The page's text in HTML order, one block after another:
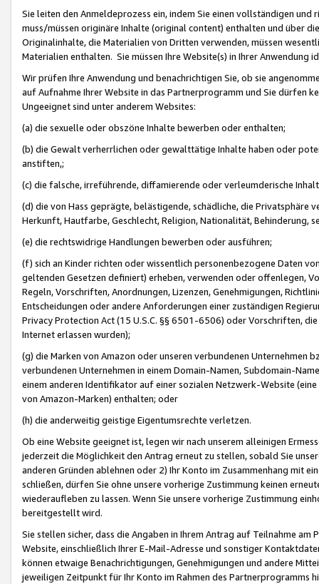
Sie leiten den Anmeldeprozess ein, indem Sie einen vollständigen
muss/müssen originäre Inhalte (original content) enthalten und über
Originalinhalte, die Materialien von Dritten verwenden, müssen
Materialien enthalten. Sie müssen Ihre Website(s) in Ihrer Anwendung
Wir prüfen Ihre Anwendung und benachrichtigen Sie, ob sie
auf Aufnahme Ihrer Website in das Partnerprogramm und Sie dürfen
Ungeeignet sind unter anderem Websites:
(a) die sexuelle oder obszöne Inhalte bewerben oder enthalten;
(b) die Gewalt verherrlichen oder gewalttätige Inhalte haben oder
anstiften,;
(c) die falsche, irreführende, diffamierende oder verleumderische
(d) die von Hass geprägte, belästigende, schädliche, die Privatsphäre
Herkunft, Hautfarbe, Geschlecht, Religion, Nationalität, Behinderung,
(e) die rechtswidrige Handlungen bewerben oder ausführen;
(f) sich an Kinder richten oder wissentlich personenbezogene Daten
geltenden Gesetzen definiert) erheben, verwenden oder offenlegen,
Regeln, Vorschriften, Anordnungen, Lizenzen, Genehmigungen,
Entscheidungen oder andere Anforderungen einer zuständigen
Privacy Protection Act (15 U.S.C. §§ 6501-6506) oder Vorschriften,
Internet erlassen wurden);
(g) die Marken von Amazon oder unseren verbundenen Unternehmen
verbundenen Unternehmen in einem Domain-Namen, Subdomain-
einem anderen Identifikator auf einer sozialen Netzwerk-Website
von Amazon-Marken) enthalten; oder
(h) die anderweitig geistige Eigentumsrechte verletzen.
Ob eine Website geeignet ist, legen wir nach unserem alleinigen
jederzeit die Möglichkeit den Antrag erneut zu stellen, sobald Sie
anderen Gründen ablehnen oder 2) Ihr Konto im Zusammenhang mit
schließen, dürfen Sie ohne unsere vorherige Zustimmung keinen
wiederaufleben zu lassen. Wenn Sie unsere vorherige Zustimmung
bereitgestellt wird.
Sie stellen sicher, dass die Angaben in Ihrem Antrag auf Teilnahme
Website, einschließlich Ihrer E-Mail-Adresse und sonstiger
können etwaige Benachrichtigungen, Genehmigungen und andere
jeweiligen Zeitpunkt für Ihr Konto im Rahmen des Partnerprogramms